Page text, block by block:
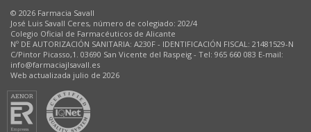
© 2026 Farmacia Savall
José Luis Savall Ceres, número de colegiado: 202/4
Colegio Oficial de Farmacéuticos de Alicante
Nº DE AUTORIZACIÓN SANITARIA: A230F - IDENTIFICACIÓN FISCAL: 21481529-N
C/Pintor Picasso,1. 03690 San Vicente del Raspeig - Tel: 965 660 083 E-mail:
info@farmaciajlsavall.es
Web actualizada julio de 2026